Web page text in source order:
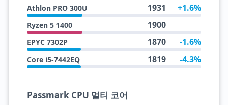
Athlon PRO 300U 1931 +1.6%
Ryzen 5 1400 1900
EPYC 7302P 1870 -1.6%
Core i5-7442EQ 1819 -4.3%
Passmark CPU 멀티 코어